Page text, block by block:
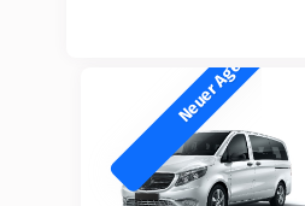
Neuer Agent